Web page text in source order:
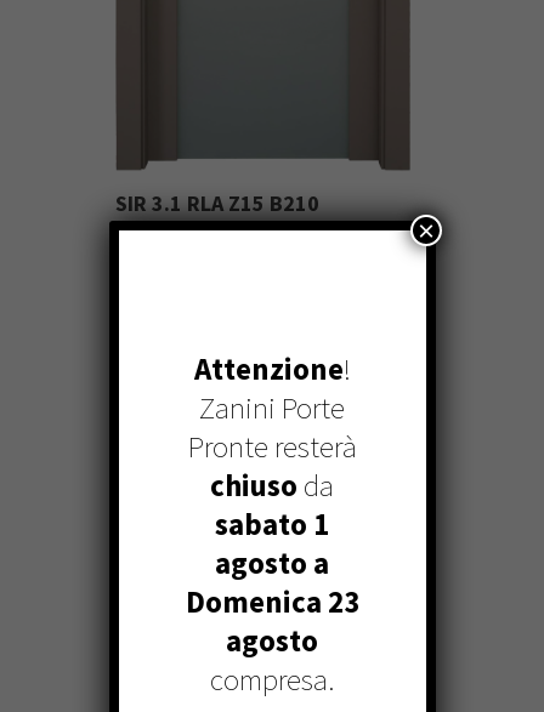
SIR 3.1 RLA Z15 B210
Attenzione!
Zanini Porte
Pronte resterà
chiuso da
sabato 1
agosto a
Domenica 23
agosto
compresa.
×